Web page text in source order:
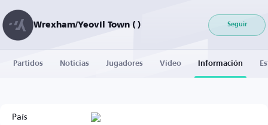
Wrexham/Yeovil Town ( ) Seguir
Partidos Noticias Jugadores Vídeo Información
País